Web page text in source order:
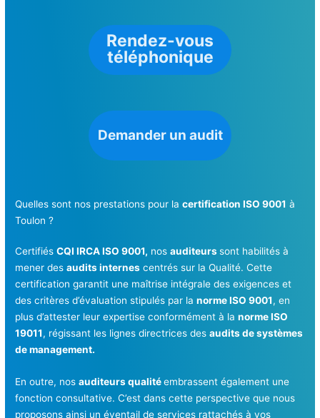
Rendez-vous
téléphonique
Demander un audit
Quelles sont nos prestations pour lacertification ISO 9001 à
Toulon ?
CertifiésCQI IRCA ISO 9001, nosauditeurssont habilités à
mener desaudits internes centrés sur la Qualité. Cette
certification garantit une maîtrise intégrale des exigences et
des critères d’évaluation stipulés par lanorme ISO 9001, en
plus d’attester leur expertise conformément à lanorme ISO
19011, régissant les lignes directrices desaudits de systèmes
de management.
En outre, nosauditeurs qualitéembrassent également une
fonction consultative. C’est dans cette perspective que nous
proposons ainsi un éventail de services rattachés à vos